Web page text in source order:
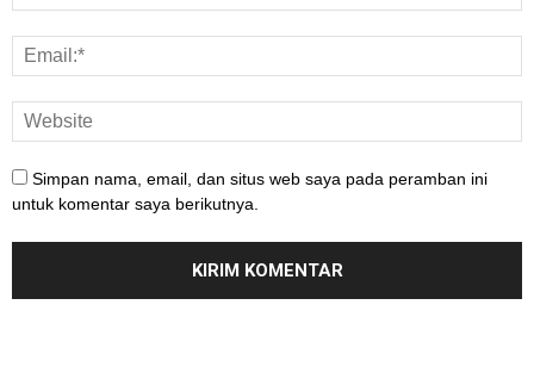
Simpan nama, email, dan situs web saya pada peramban ini
untuk komentar saya berikutnya.